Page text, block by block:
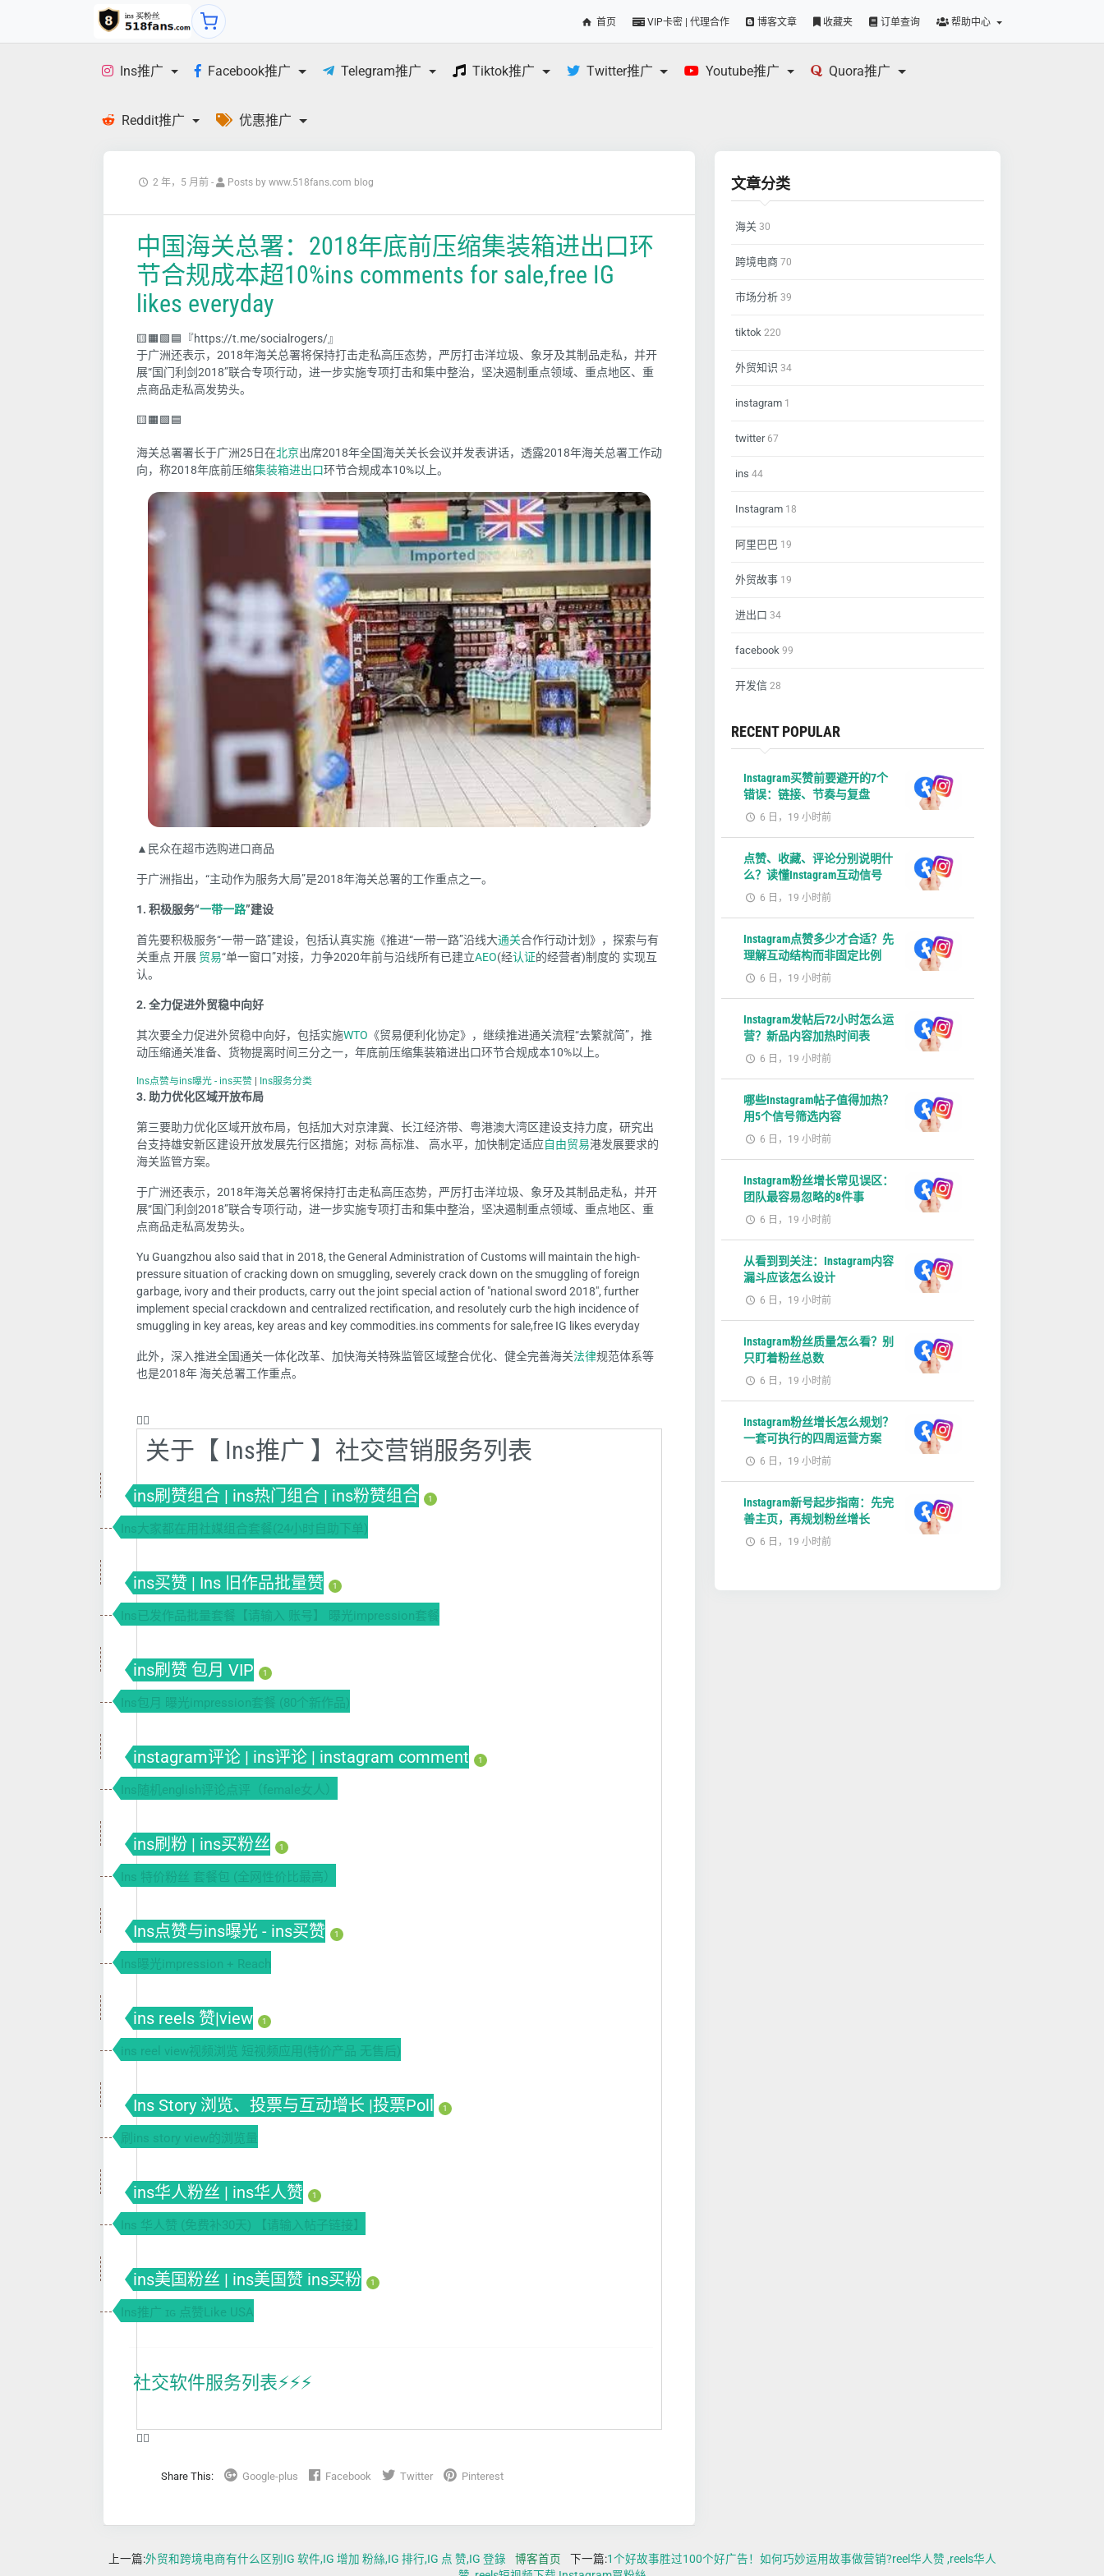
首页 VIP卡密 | 代理合作 博客文章 收藏夹 订单查询 帮助中心
Ins推广 Facebook推广 Telegram推广 Tiktok推广 Twitter推广 Youtube推广 Quora推广
Reddit推广 优惠推广
2 年，5 月前 - Posts by www.518fans.com blog
中国海关总署：2018年底前压缩集装箱进出口环
节合规成本超10%ins comments for sale,free IG
likes everyday
🟨🟧🟩🟦『https://t.me/socialrogers/』
于广洲还表示，2018年海关总署将保持打击走私高压态势，严厉打击洋垃圾、象牙及其制品走私，并开
展“国门利剑2018”联合专项行动，进一步实施专项打击和集中整治，坚决遏制重点领域、重点地区、重
点商品走私高发势头。
🟨🟧🟩🟦
海关总署署长于广洲25日在北京出席2018年全国海关关长会议并发表讲话， 透露2018年海关总署工作动
向，称2018年底前压缩集装箱进出口环节合规成本10%以上。
▲民众在超市选购进口商品
于广洲指出，“主动作为服务大局”是2018年海关总署的工作重点之一。
1. 积极服务“一带一路”建设
首先要积极服务“一带一路”建设，包括认真实施《推进“一带一路”沿线大通关合作行动计划》，探索与有
关重点 开展 贸易“单一窗口”对接，力争2020年前与沿线所有已建立AEO(经认证的经营者)制度的 实现互
认。
2. 全力促进外贸稳中向好
其次要全力促进外贸稳中向好，包括实施WTO 《贸易便利化协定》，继续推进通关流程“去繁就简”，推
动压缩通关准备、货物提离时间三分之一，年底前压缩集装箱进出口环节合规成本10%以上。
Ins点赞与ins曝光 - ins买赞 | Ins服务分类
3. 助力优化区域开放布局
第三要助力优化区域开放布局，包括加大对京津冀、长江经济带、粤港澳大湾区建设支持力度，研究出
台支持雄安新区建设开放发展先行区措施；对标 高标准、 高水平，加快制定适应自由贸易港发展要求的
海关监管方案。
于广洲还表示，2018年海关总署将保持打击走私高压态势，严厉打击洋垃圾、象牙及其制品走私，并开
展“国门利剑2018”联合专项行动，进一步实施专项打击和集中整治，坚决遏制重点领域、重点地区、重
点商品走私高发势头。
Yu Guangzhou also said that in 2018, the General Administration of Customs will maintain the high-
pressure situation of cracking down on smuggling, severely crack down on the smuggling of foreign
garbage, ivory and their products, carry out the joint special action of "national sword 2018", further
implement special crackdown and centralized rectification, and resolutely curb the high incidence of
smuggling in key areas, key areas and key commodities.ins comments for sale,free IG likes everyday
此外，深入推进全国通关一体化改革、加快海关特殊监管区域整合优化、健全完善海关法律规范体系等
也是2018年 海关总署工作重点。
❤️‍🔥
关于【 Ins推广 】社交营销服务列表
ins刷赞组合 | ins热门组合 | ins粉赞组合 1
Ins大家都在用社媒组合套餐(24小时自助下单)
ins买赞 | Ins 旧作品批量赞 1
Ins已发作品批量套餐【请输入 账号】 曝光impression套餐
ins刷赞 包月 VIP 1
Ins包月 曝光impression套餐 (80个新作品)
instagram评论 | ins评论 | instagram comment 1
Ins随机english评论点评（female女人）
ins刷粉 | ins买粉丝 1
Ins 特价粉丝 套餐包 (全网性价比最高）
Ins点赞与ins曝光 - ins买赞 1
Ins曝光impression + Reach
ins reels 赞|view 1
ins reel view视频浏览 短视频应用(特价产品 无售后)
Ins Story 浏览、投票与互动增长 |投票Poll 1
刷ins story view的浏览量
ins华人粉丝 | ins华人赞 1
Ins 华人赞 (免费补30天) 【请输入帖子链接】
ins美国粉丝 | ins美国赞 ins买粉 1
Ins推广 ɪɢ 点赞Like USA
社交软件服务列表⚡️⚡️⚡️
❤️‍🔥
Share This: Google-plus Facebook Twitter Pinterest
文章分类
海关 30
跨境电商 70
市场分析 39
tiktok 220
外贸知识 34
instagram 1
twitter67
ins 44
Instagram 18
阿里巴巴 19
外贸故事 19
进出口 34
facebook 99
开发信 28
RECENT POPULAR
Instagram买赞前要避开的7个
错误：链接、节奏与复盘
6 日，19 小时前
点赞、收藏、评论分别说明什
么？读懂Instagram互动信号
6 日，19 小时前
Instagram点赞多少才合适？先
理解互动结构而非固定比例
6 日，19 小时前
Instagram发帖后72小时怎么运
营？新品内容加热时间表
6 日，19 小时前
哪些Instagram帖子值得加热？
用5个信号筛选内容
6 日，19 小时前
Instagram粉丝增长常见误区：
团队最容易忽略的8件事
6 日，19 小时前
从看到到关注：Instagram内容
漏斗应该怎么设计
6 日，19 小时前
Instagram粉丝质量怎么看？别
只盯着粉丝总数
6 日，19 小时前
Instagram粉丝增长怎么规划？
一套可执行的四周运营方案
6 日，19 小时前
Instagram新号起步指南：先完
善主页，再规划粉丝增长
6 日，19 小时前
上一篇:外贸和跨境电商有什么区别IG 软件,IG 增加 粉絲,IG 排行,IG 点 赞,IG 登錄 博客首页 下一篇:1个好故事胜过100个好广告！如何巧妙运用故事做营销?reel华人赞 ,reels华人